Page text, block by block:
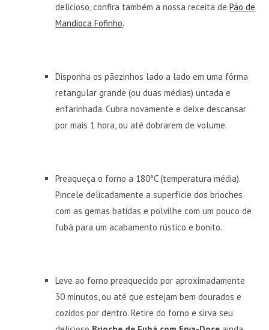
delicioso, confira também a nossa receita dePão de
Mandioca Fofinho.
Disponha os pãezinhos lado a lado em uma fôrma
retangular grande (ou duas médias) untada e
enfarinhada. Cubra novamente e deixe descansar
por mais 1 hora, ou até dobrarem de volume.
Preaqueça o forno a 180°C (temperatura média).
Pincele delicadamente a superfície dos brioches
com as gemas batidas e polvilhe com um pouco de
fubá para um acabamento rústico e bonito.
Leve ao forno preaquecido por aproximadamente
30 minutos, ou até que estejam bem dourados e
cozidos por dentro. Retire do forno e sirva seu